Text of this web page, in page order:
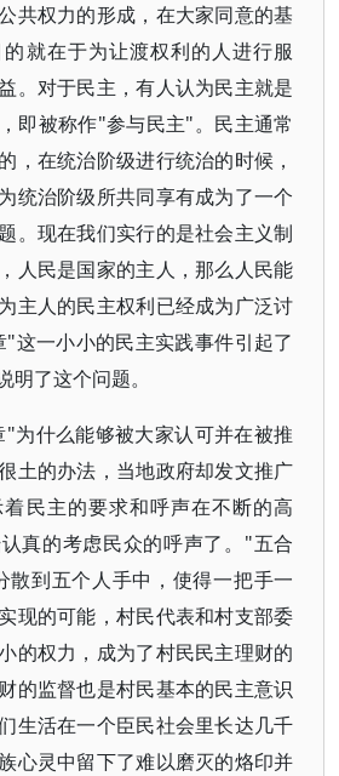
共权力的形成，在大家同意的基
就在于为让渡权利的人进行服
。对于民主，有人认为民主就是
即被称作"参与民主"。民主通常
，在统治阶级进行统治的时候，
统治阶级所共同享有成为了一个
。现在我们实行的是社会主义制
人民是国家的主人，那么人民能
主人的民主权利已经成为广泛讨
这一小小的民主实践事件引起了
了这个问题。
为什么能够被大家认可并在被推
土的办法，当地政府却发文推广
民主的要求和呼声在不断的高
真的考虑民众的呼声了。"五合
散到五个人手中，使得一把手一
现的可能，村民代表和村支部委
的权力，成为了村民民主理财的
的监督也是村民基本的民主意识
生活在一个臣民社会里长达几千
心灵中留下了难以磨灭的烙印并